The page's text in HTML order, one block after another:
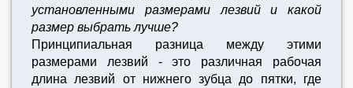
установленными размерами лезвий и какой
размер выбрать лучше?
Принципиальная разница между этими
размерами лезвий - это различная рабочая
длина лезвий от нижнего зубца до пятки, где